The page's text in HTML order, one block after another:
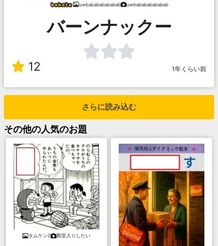
uwbabababababab uwbabababababab
バーンナックー
12 1年くらい前
さらに読み込む
その他の人気のお題
タムケン2 殿堂入りしたい